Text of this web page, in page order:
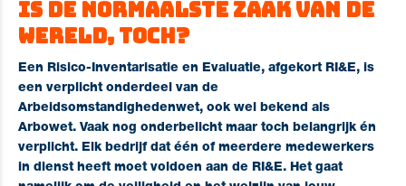
is de normaalste zaak van de
wereld, toch?
Een Risico-Inventarisatie en Evaluatie, afgekort RI&E, is
een verplicht onderdeel van de
Arbeidsomstandighedenwet, ook wel bekend als
Arbowet. Vaak nog onderbelicht maar toch belangrijk én
verplicht. Elk bedrijf dat één of meerdere medewerkers
in dienst heeft moet voldoen aan de RI&E. Het gaat